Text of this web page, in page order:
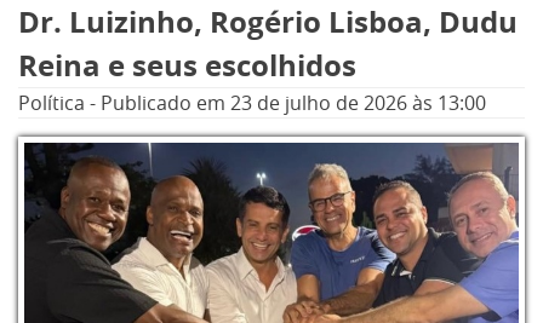
partido, o deputado federal Dr. Luizinho,
deixando claro que o “relacionamento” é sério
e a coisa é para “casar”. O que significa dizer
que PP e PSD poderão se apresentar de mãos
dadas de agora em diante nos palanques do
Rio de Janeiro.
Dr. Luizinho, Rogério Lisboa, Dudu
Reina e seus escolhidos
Política - Publicado em 23 de julho de 2026às 13:00